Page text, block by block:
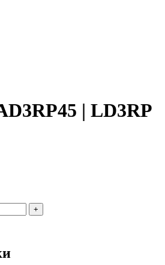
| LD3RP
+